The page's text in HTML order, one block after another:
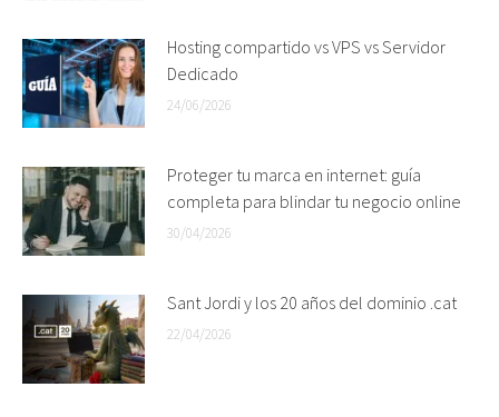
Hosting compartido vs VPS vs Servidor
Dedicado
24/06/2026
Proteger tu marca en internet: guía
completa para blindar tu negocio online
30/04/2026
Sant Jordi y los 20 años del dominio .cat
22/04/2026